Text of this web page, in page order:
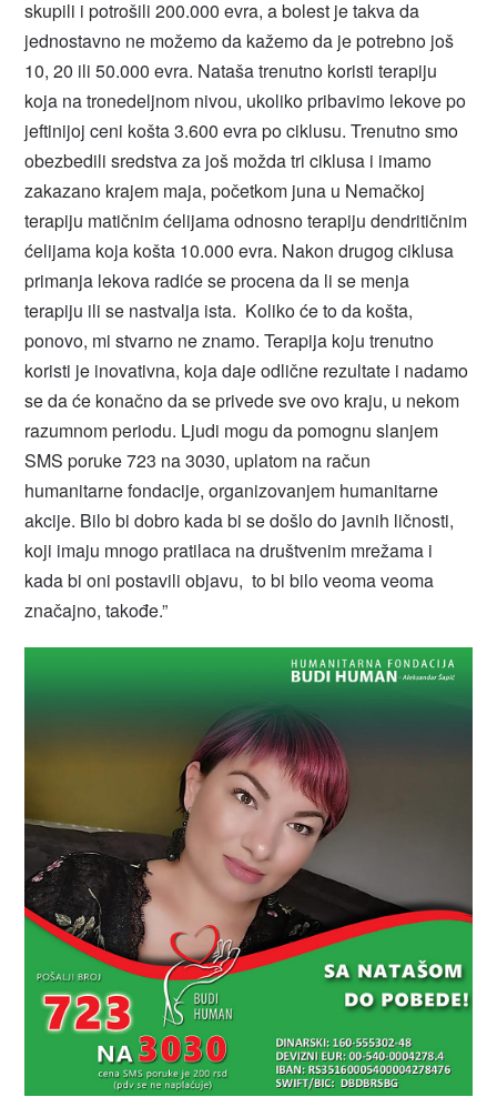
skupili i potrošili 200.000 evra, a bolest je takva da
jednostavno ne možemo da kažemo da je potrebno još
10, 20 ili 50.000 evra. Nataša trenutno koristi terapiju
koja na tronedeljnom nivou, ukoliko pribavimo lekove po
jeftinijoj ceni košta 3.600 evra po ciklusu. Trenutno smo
obezbedili sredstva za još možda tri ciklusa i imamo
zakazano krajem maja, početkom juna u Nemačkoj
terapiju matičnim ćelijama odnosno terapiju dendritičnim
ćelijama koja košta 10.000 evra. Nakon drugog ciklusa
primanja lekova radiće se procena da li se menja
terapiju ili se nastvalja ista. Koliko će to da košta,
ponovo, mi stvarno ne znamo. Terapija koju trenutno
koristi je inovativna, koja daje odlične rezultate i nadamo
se da će konačno da se privede sve ovo kraju, u nekom
razumnom periodu. Ljudi mogu da pomognu slanjem
SMS poruke 723 na 3030, uplatom na račun
humanitarne fondacije, organizovanjem humanitarne
akcije. Bilo bi dobro kada bi se došlo do javnih ličnosti,
koji imaju mnogo pratilaca na društvenim mrežama i
kada bi oni postavili objavu, to bi bilo veoma veoma
značajno, takođe.”